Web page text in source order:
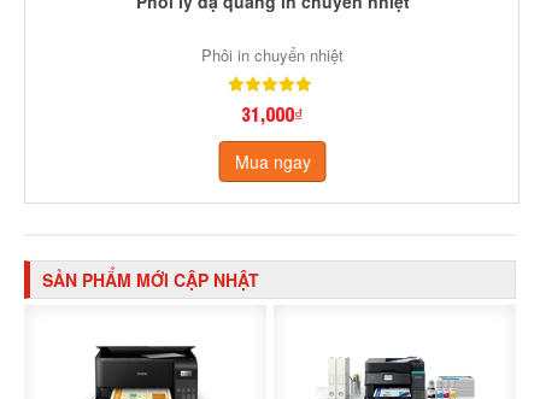
Phôi in chuyển nhiệt
31,000₫
Mua ngay
SẢN PHẨM MỚI CẬP NHẬT